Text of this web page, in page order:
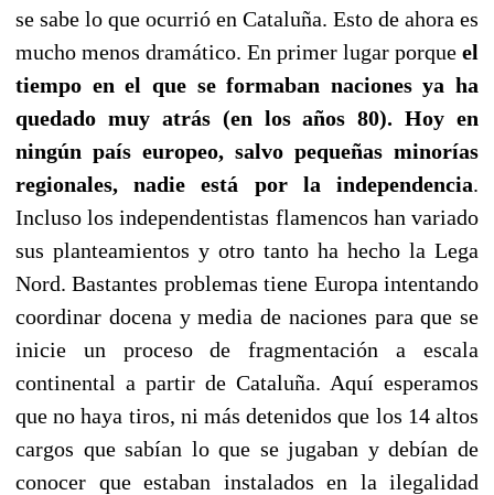
se sabe lo que ocurrió en Cataluña. Esto de ahora es
mucho menos dramático. En primer lugar porque el
tiempo en el que se formaban naciones ya ha
quedado muy atrás (en los años 80). Hoy en
ningún país europeo, salvo pequeñas minorías
regionales, nadie está por la independencia.
Incluso los independentistas flamencos han variado
sus planteamientos y otro tanto ha hecho la Lega
Nord. Bastantes problemas tiene Europa intentando
coordinar docena y media de naciones para que se
inicie un proceso de fragmentación a escala
continental a partir de Cataluña. Aquí esperamos
que no haya tiros, ni más detenidos que los 14 altos
cargos que sabían lo que se jugaban y debían de
conocer que estaban instalados en la ilegalidad